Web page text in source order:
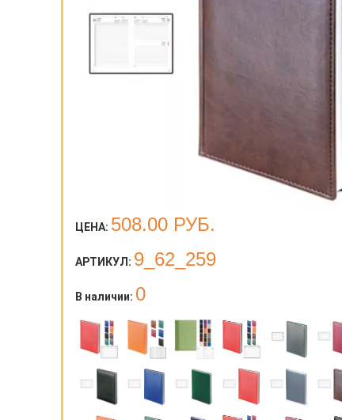
ЦЕНА: 508.00 РУБ.
АРТИКУЛ: 9_62_259
В наличии: 0